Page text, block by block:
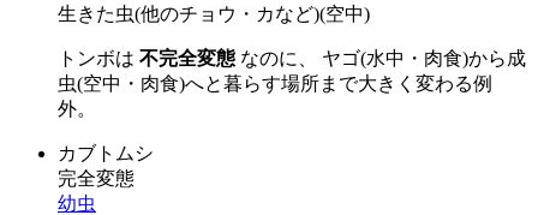
生きた虫(他のチョウ・カなど)(空中)
トンボは 不完全変態 なのに、 ヤゴ(水中・肉食)から成
虫(空中・肉食)へと暮らす場所まで大きく変わる例
外。
カブトムシ
完全変態
幼虫